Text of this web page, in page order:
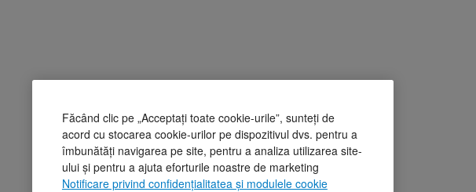
Făcând clic pe „Acceptați toate cookie-urile”, sunteți de
acord cu stocarea cookie-urilor pe dispozitivul dvs. pentru a
îmbunătăți navigarea pe site, pentru a analiza utilizarea site-
ului și pentru a ajuta eforturile noastre de marketing
Notificare privind confidențialitatea și modulele cookie